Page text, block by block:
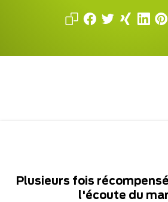
Plusieurs fois
l'écoute du